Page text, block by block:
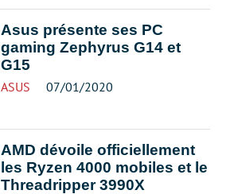
Asus présente ses PC
gaming Zephyrus G14 et
G15
ASUS 07/01/2020
AMD dévoile officiellement
les Ryzen 4000 mobiles et le
Threadripper 3990X